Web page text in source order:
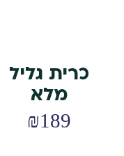
כרית גליל
מלא
₪189